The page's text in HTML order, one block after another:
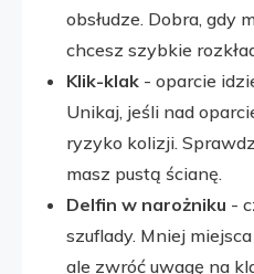
obsłudze. Dobra, gdy
chcesz szybkie
Klik-klak - oparcie
Unikaj, jeśli nad
ryzyko kolizji.
masz pustą ścianę.
Delfin w narożniku -
szuflady. Mniej
ale zwróć uwagę na